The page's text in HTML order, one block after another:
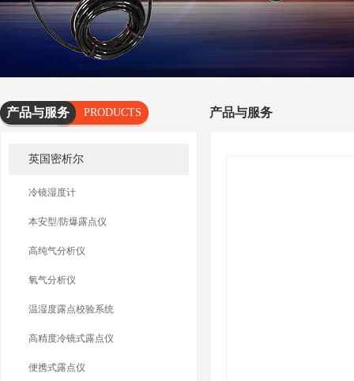
产品与服务
PRODUCTS
英国密析尔
冷镜湿度计
本安型/防爆露点仪
高纯气分析仪
氧气分析仪
温湿度露点校验系统
高精度冷镜式露点仪
便携式露点仪
产品与服务